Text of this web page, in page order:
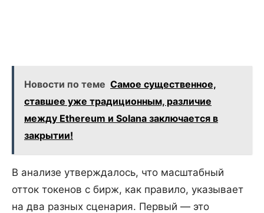
Новости по теме Самое существенное,
ставшее уже традиционным, различие
между Ethereum и Solana заключается в
закрытии!
В анализе утверждалось, что масштабный
отток токенов с бирж, как правило, указывает
на два разных сценария. Первый — это